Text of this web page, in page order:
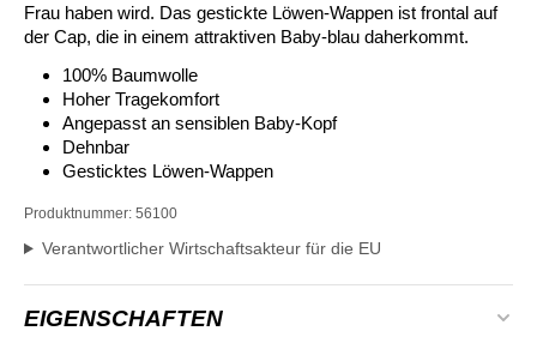
Frau haben wird. Das gestickte Löwen-Wappen ist frontal auf
der Cap, die in einem attraktiven Baby-blau daherkommt.
100% Baumwolle
Hoher Tragekomfort
Angepasst an sensiblen Baby-Kopf
Dehnbar
Gesticktes Löwen-Wappen
Produktnummer: 56100
Verantwortlicher Wirtschaftsakteur für die EU
EIGENSCHAFTEN